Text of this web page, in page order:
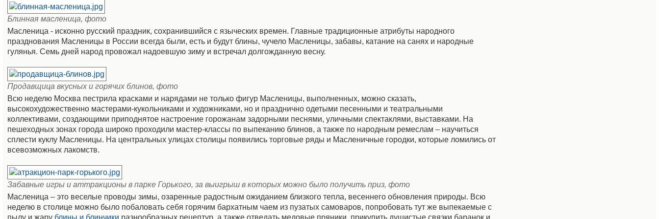
Блинная масленица, фото
Масленица - исконно русский праздник, сохранившийся с языческих времен. Главные традиционные атрибуты народного
празднования Масленицы в России всегда были, есть и будут блины, чучело Масленицы, забавы, катание на санях и народные
гулянья. Семь дней народ провожал надоевшую зиму и встречал долгожданную весну.
Продавщица вкусных и горячих блинов, фото
Всю неделю Москва пестрила красками и нарядами не только фигур Масленицы, выполненных, можно сказать,
высокохудожественно мастерами-кукольниками и художниками, но и празднично одетыми песенными и театральными
коллективами, создающими приподнятое настроение горожанам задорными песнями, уличными спектаклями, выставками. На
пешеходных зонах города широко проходили мастер-классы по выпеканию блинов, а также по народным ремеслам – научиться
сплести куклу Масленицы. На центральных улицах столицы появились торговые ряды и Масленичные городки, которые ломились от
всевозможных лакомств.
Забавные игры и аттракционы в парке Горького, за выигрыш в которых можно было получить приз, фото
Масленица – это веселые проводы зимы, озаренные радостным ожиданием близкого тепла, весеннего обновления природы. Всю
неделю в столице можно было побаловать себя горячим бархатным чаем из пузатых самоваров, попробовать тут же выпекаемые с
пылу и жару блины и блинчики разнообразных рецептур, а также отведать медовые пряники, прикупить душистые связки баранок и,